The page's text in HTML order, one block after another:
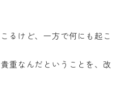
るけど、一方で何にも起こ
重なんだということを、改